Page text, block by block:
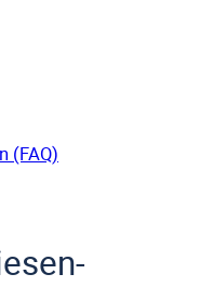
(FAQ)